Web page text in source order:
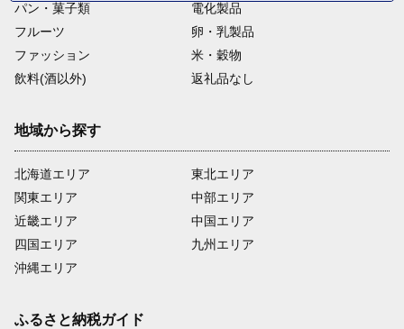
パン・菓子類
電化製品
フルーツ
卵・乳製品
ファッション
米・穀物
飲料(酒以外)
返礼品なし
地域から探す
北海道エリア
関東エリア
近畿エリア
四国エリア
沖縄エリア
東北エリア
中部エリア
中国エリア
九州エリア
ふるさと納税ガイド